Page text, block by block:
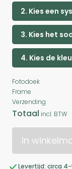
2. Kies een
3. Kies het
4. Kies de
Fotodoek
Frame
Verzending
Totaal incl. BTW
In
Levertijd: circa